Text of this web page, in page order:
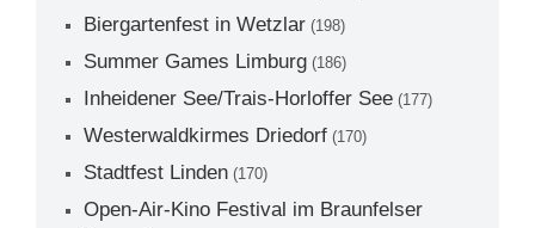
Biergartenfest in Wetzlar (198)
Summer Games Limburg (186)
Inheidener See/Trais-Horloffer See (177)
Westerwaldkirmes Driedorf (170)
Stadtfest Linden (170)
Open-Air-Kino Festival im Braunfelser